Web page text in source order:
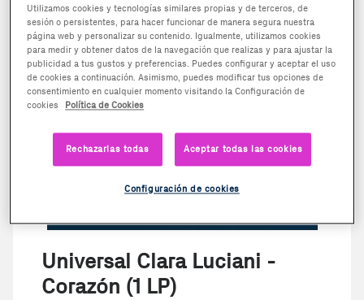
Universal Clara Luciani -
Corazón (1 LP)
Utilizamos cookies y tecnologías similares propias y de terceros, de
sesión o persistentes, para hacer funcionar de manera segura nuestra
página web y personalizar su contenido. Igualmente, utilizamos cookies
para medir y obtener datos de la navegación que realizas y para ajustar la
publicidad a tus gustos y preferencias. Puedes configurar y aceptar el uso
de cookies a continuación. Asimismo, puedes modificar tus opciones de
consentimiento en cualquier momento visitando la Configuración de
cookies
Política de Cookies
Rechazarlas todas Aceptar todas las cookies
Configuración de cookies